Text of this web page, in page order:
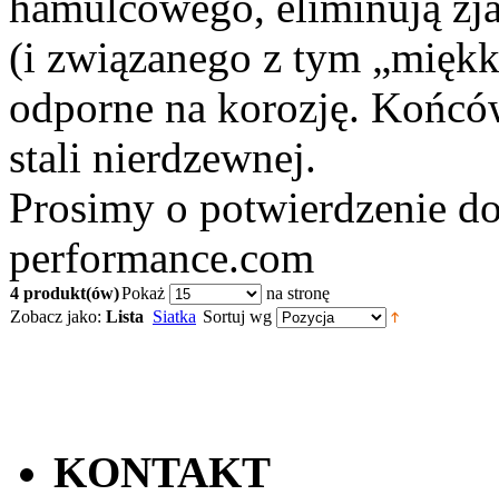
(i związanego z tym
odporne na korozję.
stali nierdzewnej.
Prosimy o potwierdzenie
performance.com
4 produkt(ów)Pokaż
na stronę
Zobacz jako: Lista Siatka Sortuj wg
KONTAKT